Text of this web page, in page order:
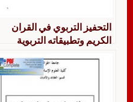
التحفيز التربوي في القران
الكريم وتطبيقاته التربوية